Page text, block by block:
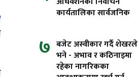
कार्यतालिका सार्वजनिक
७ बजेट अस्वीकार गर्दै शेखरले
भने - अभाव र कठिनाइमा
रहेका नागरिकका